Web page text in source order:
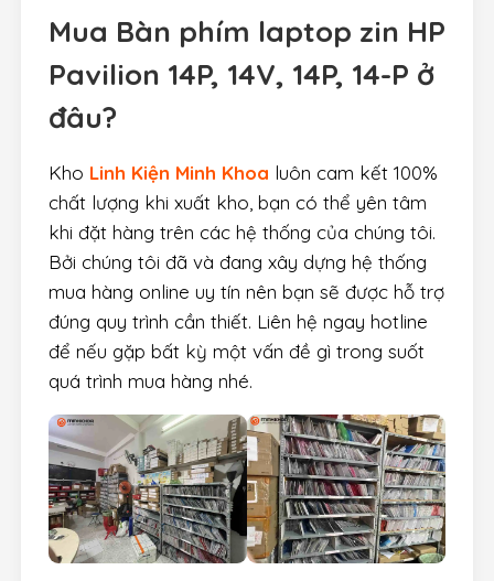
Mua Bàn phím laptop zin HP
Pavilion 14P, 14V, 14P, 14-P ở
đâu?
Kho Linh Kiện Minh Khoa luôn cam kết 100%
chất lượng khi xuất kho, bạn có thể yên tâm
khi đặt hàng trên các hệ thống của chúng tôi.
Bởi chúng tôi đã và đang xây dựng hệ thống
mua hàng online uy tín nên bạn sẽ được hỗ trợ
đúng quy trình cần thiết. Liên hệ ngay hotline
để nếu gặp bất kỳ một vấn đề gì trong suốt
quá trình mua hàng nhé.